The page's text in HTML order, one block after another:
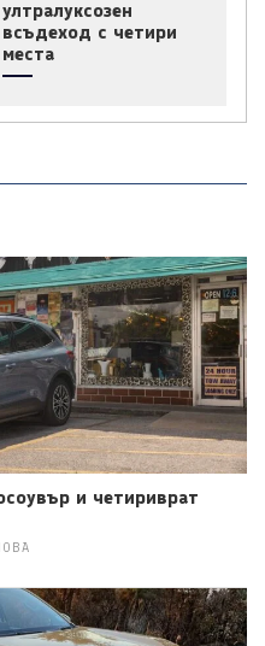
ултралуксозен
всъдеход с четири
места
и четириврат